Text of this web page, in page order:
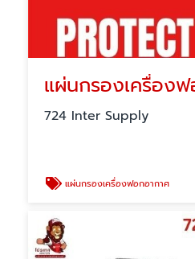
แผ่นกรองเครื่อง
724 Inter Supply
แผ่นกรองเครื่องฟอกอากาศ